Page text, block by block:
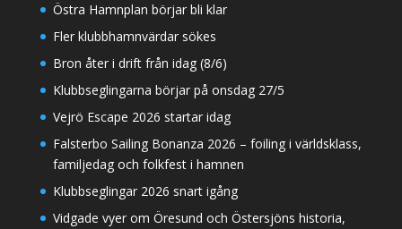
Östra Hamnplan börjar bli klar
Fler klubbhamnvärdar sökes
Bron åter i drift från idag (8/6)
Klubbseglingarna börjar på onsdag 27/5
Vejrö Escape 2026 startar idag
Falsterbo Sailing Bonanza 2026 – foiling i världsklass,
familjedag och folkfest i hamnen
Klubbseglingar 2026 snart igång
Vidgade vyer om Öresund och Östersjöns historia,